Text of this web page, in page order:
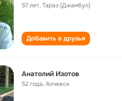
57 лет,Тараз (Джамбул)
Добавить в друзья
Анатолий Изотов
52 года,Алчевск